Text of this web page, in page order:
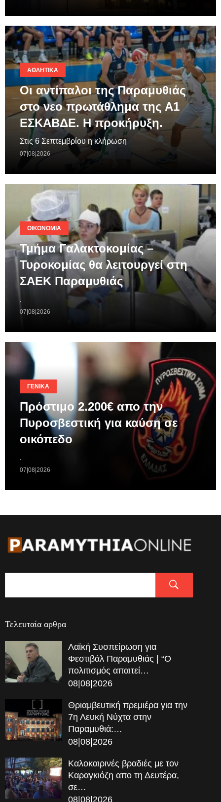
ΑΘΛΗΤΙΚΆ
Οι αντίπαλοι της Παραμυθιάς
στο νεο πρωτάθλημα της A1
ΕΣΚΑΒΔΕ. Η προκήρυξη.
Στις 6 Σεπτεμβρίου η κλήρωση
07|08|2026
ΟΙΚΟΝΟΜΊΑ
Τμήμα Γαλακτοκομίας –
Τυροκομίας θα λειτουργεί στη
ΣΑΕΚ Παραμυθιάς
.
07|08|2026
ΓΕΝΙΚΆ
Πρόστιμο 2.200€ απο την
Πυροσβεστική για καύση σε
οικόπεδο
.
07|08|2026
Τελευταία αρθρα
Λαϊκή Συσπείρωση για
Φεστιβάλ Παραμυθιάς | “Ο
πολιτισμός απαιτεί…
08|08|2026
Θριαμβευτική πρεμιέρα για την
7η Λευκή Νύχτα στην
Παραμυθιά:…
08|08|2026
Καλοκαιρινές βραδιές με τον
Καραγκιόζη απο τη Δευτέρα,
σε…
08|08|2026